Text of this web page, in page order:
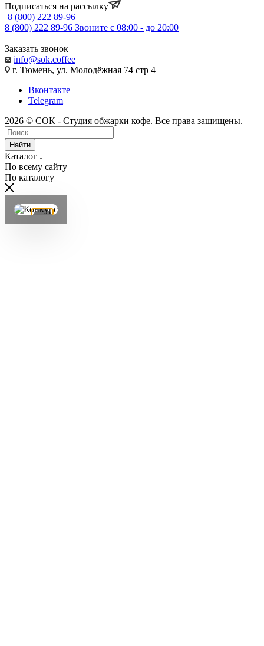
Подписаться на рассылку
8 (800) 222 89-96
8 (800) 222 89-96 Звоните с 08:00 - до 20:00
Заказать звонок
info@sok.coffee
г. Тюмень, ул. Молодёжная 74 стр 4
Вконтакте
Telegram
2026 © СОК - Студия обжарки кофе. Все права защищены.
Найти
Каталог
По всему сайту
По каталогу
×